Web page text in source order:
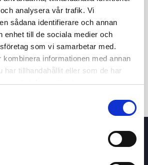
analysera vår trafik. Vi
sådana identifierare och annan
enhet till de sociala medier och
som vi samarbetar med.
informationen med annan
har tillhandahållit eller som de har
använt deras tjänster.
7d 1m 3m 1y 5y
Trade